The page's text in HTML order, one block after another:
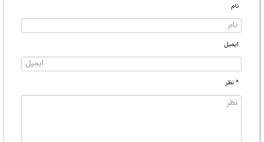
نام
ایمیل
* نظر